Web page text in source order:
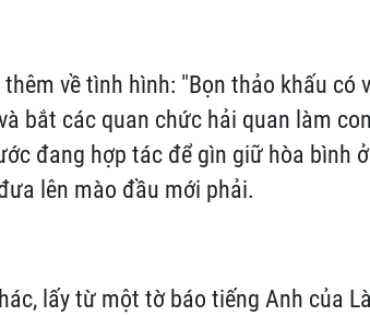
về tình hình: "Bọn thảo khấu có
bắt các quan chức hải quan làm
đang hợp tác để gìn giữ hòa bình
lên mào đầu mới phải.
lấy từ một tờ báo tiếng Anh của